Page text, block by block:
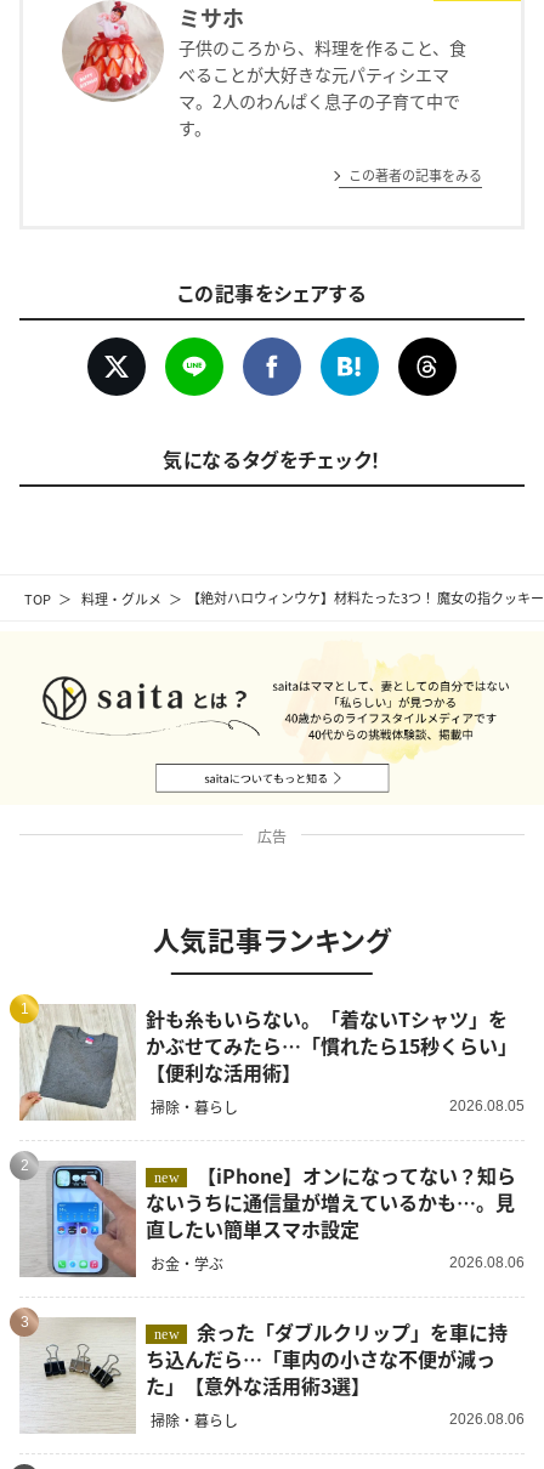
TOP 料理・グルメ 【絶対ハロウィンウケ】材料たった3つ！ 魔女の指クッキ
ミサホ
子供のころから、料理を作ること、食
べることが大好きな元パティシエマ
マ。2人のわんぱく息子の子育て中で
す。
この著者の記事をみる
この記事をシェアする
気になるタグをチェック！
広告
人気記事ランキング
1
針も糸もいらない。「着ないTシャツ」を
かぶせてみたら…「慣れたら15秒くらい」
【便利な活用術】
掃除・暮らし 2026.08.05
2
new
ないうちに通信量が増えているかも…。見
直したい簡単スマホ設定
お金・学ぶ 2026.08.06
3
new
余った「ダブルクリップ」を車に持
ち込んだら…「車内の小さな不便が減っ
た」【意外な活用術3選】
掃除・暮らし 2026.08.06